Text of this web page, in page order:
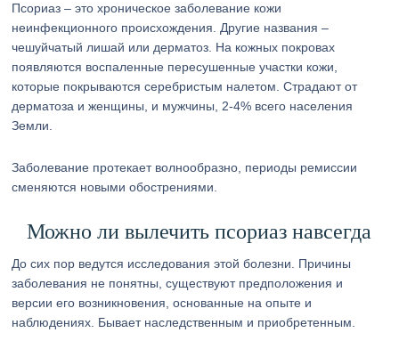
Псориаз – это хроническое заболевание кожи
неинфекционного происхождения. Другие названия –
чешуйчатый лишай или дерматоз. На кожных покровах
появляются воспаленные пересушенные участки кожи,
которые покрываются серебристым налетом. Страдают от
дерматоза и женщины, и мужчины, 2-4% всего населения
Земли.
Заболевание протекает волнообразно, периоды ремиссии
сменяются новыми обострениями.
Можно ли вылечить псориаз навсегда
До сих пор ведутся исследования этой болезни. Причины
заболевания не понятны, существуют предположения и
версии его возникновения, основанные на опыте и
наблюдениях. Бывает наследственным и приобретенным.